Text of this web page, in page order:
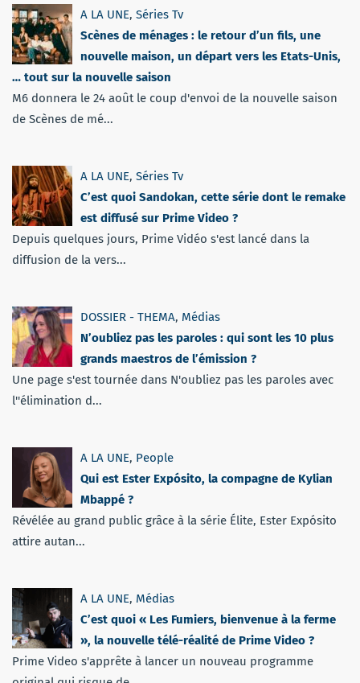
A LA UNE, Séries Tv
Scènes de ménages : le retour d’un fils, une
nouvelle maison, un départ vers les Etats-Unis,
… tout sur la nouvelle saison
M6 donnera le 24 août le coup d'envoi de la nouvelle saison
de Scènes de mé...
A LA UNE, Séries Tv
C’est quoi Sandokan, cette série dont le remake
est diffusé sur Prime Video ?
Depuis quelques jours, Prime Vidéo s'est lancé dans la
diffusion de la vers...
DOSSIER - THEMA, Médias
N’oubliez pas les paroles : qui sont les 10 plus
grands maestros de l’émission ?
Une page s'est tournée dans N'oubliez pas les paroles avec
l''élimination d...
A LA UNE, People
Qui est Ester Expósito, la compagne de Kylian
Mbappé ?
Révélée au grand public grâce à la série Élite, Ester Expósito
attire autan...
A LA UNE, Médias
C’est quoi « Les Fumiers, bienvenue à la ferme
», la nouvelle télé-réalité de Prime Video ?
Prime Video s'apprête à lancer un nouveau programme